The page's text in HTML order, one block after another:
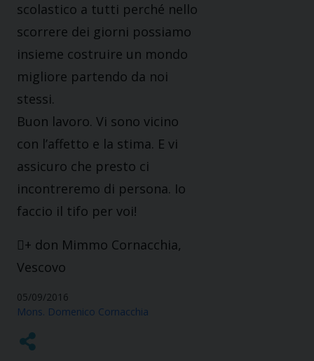
scolastico a tutti perché nello
scorrere dei giorni possiamo
insieme costruire un mondo
migliore partendo da noi
stessi.
Buon lavoro. Vi sono vicino
con l’affetto e la stima. E vi
assicuro che presto ci
incontreremo di persona. Io
faccio il tifo per voi!
+ don Mimmo Cornacchia,
Vescovo
05/09/2016
Mons. Domenico Cornacchia